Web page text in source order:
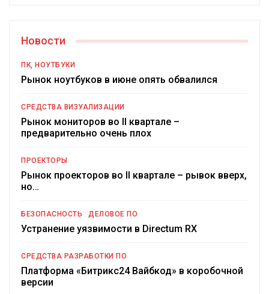
Новости
ПК, НОУТБУКИ
Рынок ноутбуков в июне опять обвалился
СРЕДСТВА ВИЗУАЛИЗАЦИИ
Рынок мониторов во II квартале –
предварительно очень плох
ПРОЕКТОРЫ
Рынок проекторов во II квартале – рывок вверх,
но…
БЕЗОПАСНОСТЬ ДЕЛОВОЕ ПО
Устранение уязвимости в Directum RX
СРЕДСТВА РАЗРАБОТКИ ПО
Платформа «Битрикс24 Вайбкод» в коробочной
версии